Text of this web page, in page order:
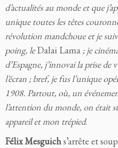
d’actualités au monde et que
unique toutes les têtes
révolution mandchoue et je
poing, leDalai Lama ; je
d’Espagne, j’innovai la prise
l’écran ; bref, je fus l’unique
1908. Partout, où, un
l’attention du monde, on était
appareil et mon trépied.
Félix Mesguichs’arrête et